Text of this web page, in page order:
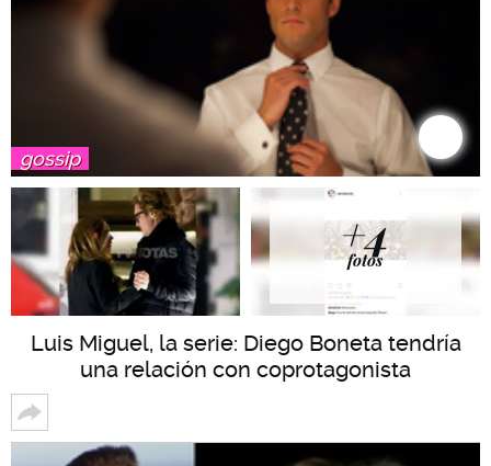
gossip
+4
fotos
Luis Miguel, la serie: Diego Boneta tendría
una relación con coprotagonista